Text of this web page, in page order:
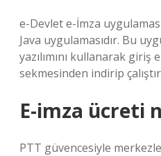
e-Devlet e-İmza
Java uygulamasıdır. Bu
yazılımını kullanarak giriş
sekmesinden indirip
E-imza ücreti
PTT güvencesiyle